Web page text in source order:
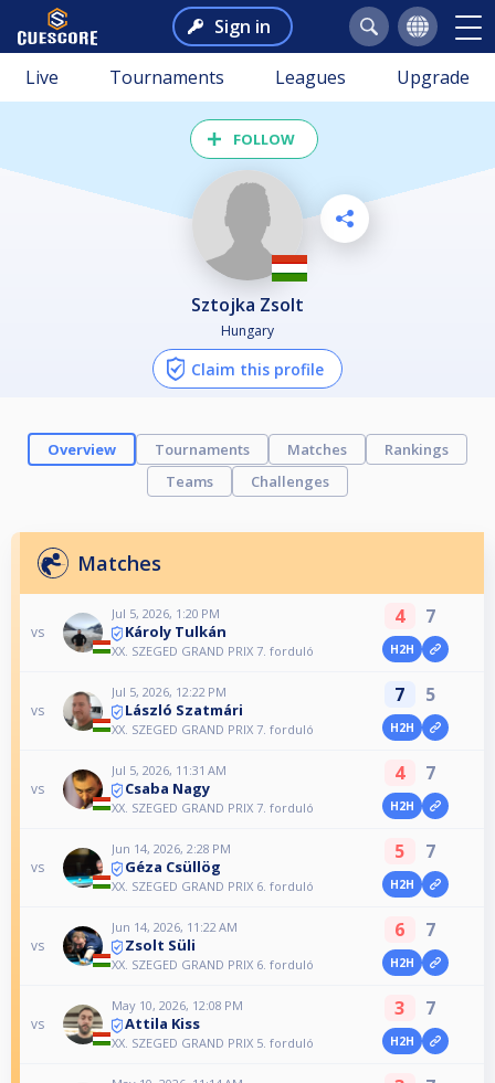
Sign in
Live Tournaments Leagues Upgrade
FOLLOW
Sztojka Zsolt
Hungary
Claim this profile
Overview Tournaments Matches
Rankings
Teams
Challenges
Matches
vs
Jul 5, 2026, 1:20 PM
Károly Tulkán
XX. SZEGED GRAND PRIX 7. forduló
4 7
H2H
vs
Jul 5, 2026, 12:22 PM
László Szatmári
XX. SZEGED GRAND PRIX 7. forduló
7 5
H2H
vs
Jul 5, 2026, 11:31 AM
Csaba Nagy
XX. SZEGED GRAND PRIX 7. forduló
4 7
H2H
vs
Jun 14, 2026, 2:28 PM
Géza Csüllög
XX. SZEGED GRAND PRIX 6. forduló
5 7
H2H
vs
Jun 14, 2026, 11:22 AM
Zsolt Süli
XX. SZEGED GRAND PRIX 6. forduló
6 7
H2H
vs
May 10, 2026, 12:08 PM
Attila Kiss
XX. SZEGED GRAND PRIX 5. forduló
3 7
H2H